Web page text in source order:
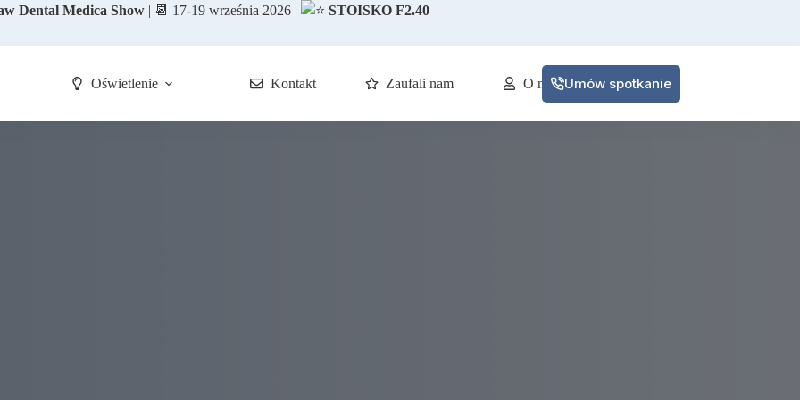
Dental Medica Show| 📆 17-19 września 2026 | STOISKO F2.40
Oświetlenie Kontakt Zaufali nam O nas Umów spotkanie